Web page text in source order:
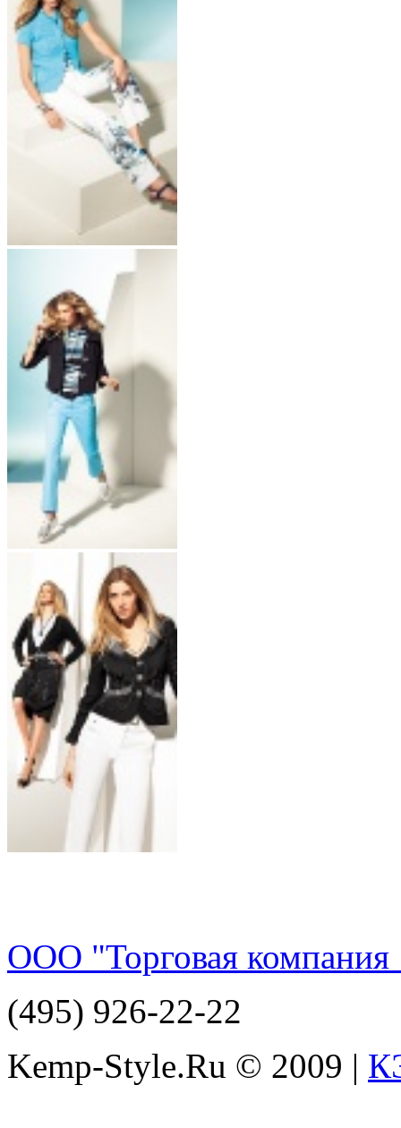
ООО "Торговая компания
(495) 926-22-22
Kemp-Style.Ru © 2009 |